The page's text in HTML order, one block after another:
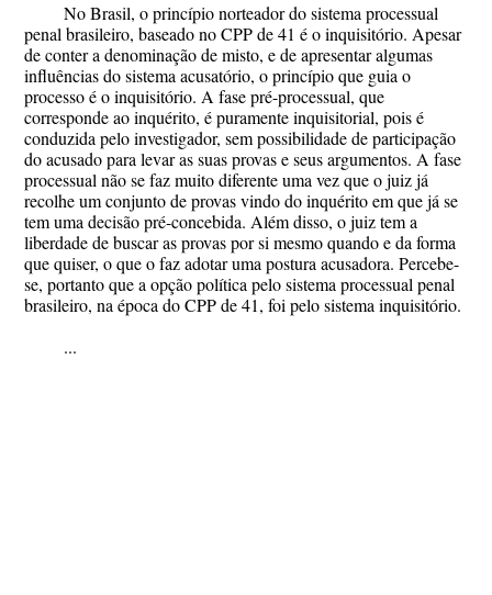
No Brasil, o princípio norteador do sistema processual
penal brasileiro, baseado no CPP de 41 é o inquisitório. Apesar
de conter a denominação de misto, e de apresentar algumas
influências do sistema acusatório, o princípio que guia o
processo é o inquisitório. A fase pré-processual, que
corresponde ao inquérito, é puramente inquisitorial, pois é
conduzida pelo investigador, sem possibilidade de participação
do acusado para levar as suas provas e seus argumentos. A fase
processual não se faz muito diferente uma vez que o juiz já
recolhe um conjunto de provas vindo do inquérito em que já se
tem uma decisão pré-concebida. Além disso, o juiz tem a
liberdade de buscar as provas por si mesmo quando e da forma
que quiser, o que o faz adotar uma postura acusadora. Percebe-
se, portanto que a opção política pelo sistema processual penal
brasileiro, na época do CPP de 41, foi pelo sistema inquisitório.
...